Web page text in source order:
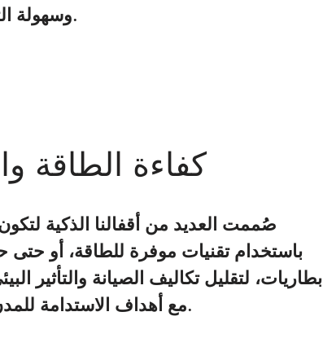
وسهولة التشغيل والصيانة.
كفاءة الطاقة
صُممت العديد من أقفالنا الذكية
باستخدام تقنيات موفرة للطاقة، أو
بطاريات، لتقليل تكاليف الصيانة والتأثير
مع أهداف الاستدامة للمدن الذكية الحديثة.